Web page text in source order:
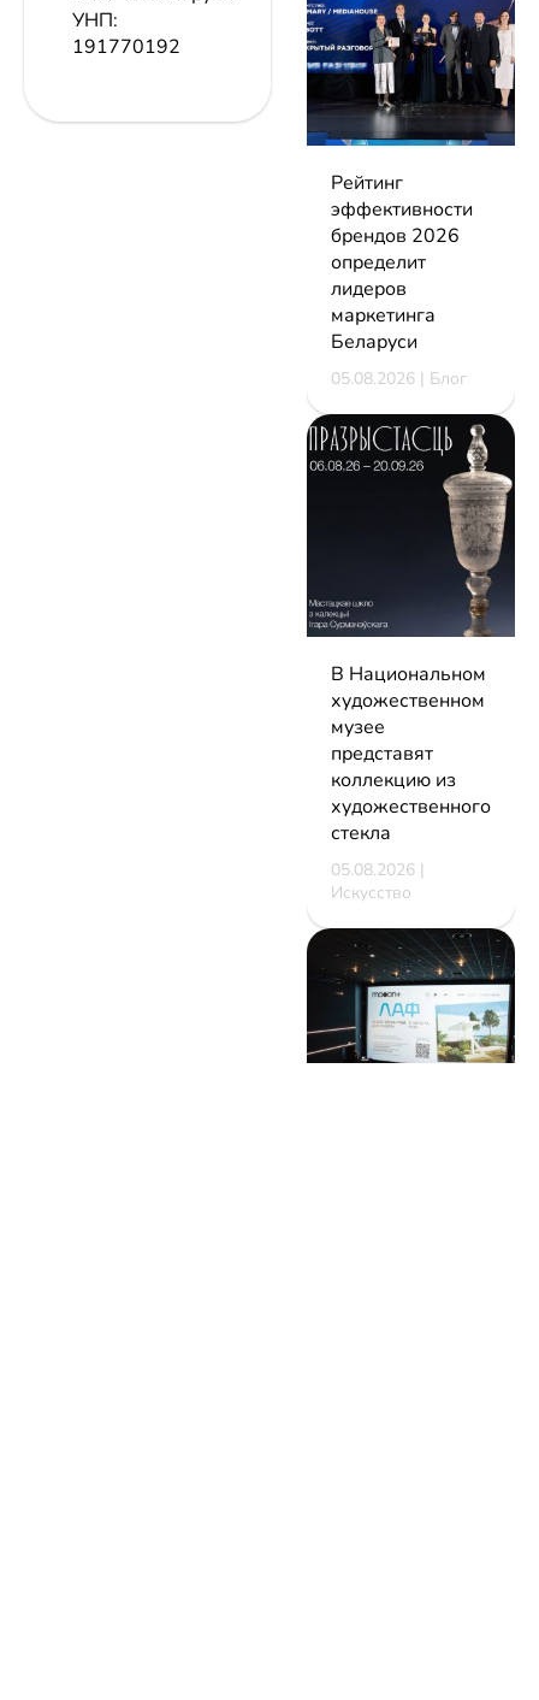
УНП:
191770192
Рейтинг
эффективности
брендов 2026
определит
лидеров
маркетинга
Беларуси
05.08.2026 | Блог
В Национальном
художественном
музее
представят
коллекцию из
художественного
стекла
05.08.2026 |
Искусство